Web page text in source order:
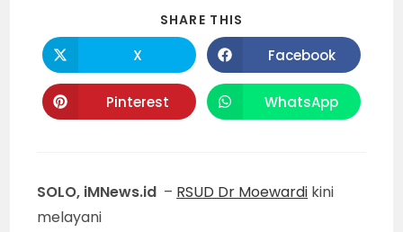
SHARE THIS
Opens
in
a
new
window
X Opens
in
a
new
window
Facebook
Opens
in
Pinterest Opens
in
WhatsApp
SOLO, iMNews.id – RSUD Dr Moewardi kini
melayani